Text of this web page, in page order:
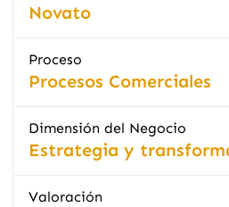
Novato
Proceso
Procesos Comerciales
Dimensión del Negocio
Estrategia y
Valoración